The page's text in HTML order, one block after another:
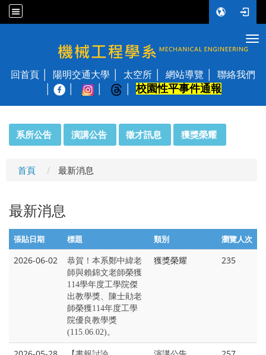
國立陽明交通大學 機械工程學系
回首頁 陽明交通大學 太空所 網站導覽
聯絡我們
校園性平事件通報
系所公告 演講公告 徵才訊息 獲獎榮耀
首頁 最新消息
最新消息
張貼日期 標題 類別 瀏覽人次
2026-06-02
恭賀！本系鄭中緯老
師與賴錦文老師榮獲
114學年度工學院傑
出教學獎、陳士勛老
師榮獲114年度工學
院優良教學獎
(115.06.02)。
獲獎榮耀 235